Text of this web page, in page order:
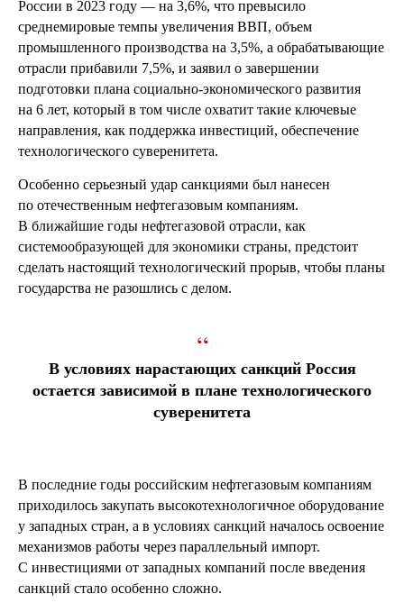
России в 2023 году — на 3,6%, что превысило
среднемировые темпы увеличения ВВП, объем
промышленного производства на 3,5%, а обрабатывающие
отрасли прибавили 7,5%, и заявил о завершении
подготовки плана социально-экономического развития
на 6 лет, который в том числе охватит такие ключевые
направления, как поддержка инвестиций, обеспечение
технологического суверенитета.
Особенно серьезный удар санкциями был нанесен
по отечественным нефтегазовым компаниям.
В ближайшие годы нефтегазовой отрасли, как
системообразующей для экономики страны, предстоит
сделать настоящий технологический прорыв, чтобы планы
государства не разошлись с делом.
“
В условиях нарастающих санкций Россия
остается зависимой в плане технологического
суверенитета
В последние годы российским нефтегазовым компаниям
приходилось закупать высокотехнологичное оборудование
у западных стран, а в условиях санкций началось освоение
механизмов работы через параллельный импорт.
С инвестициями от западных компаний после введения
санкций стало особенно сложно.